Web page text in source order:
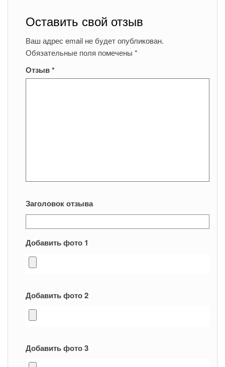
Оставить свой отзыв
Ваш адрес email не будет опубликован.
Обязательные поля помечены *
Отзыв*
Заголовок отзыва
Добавить фото 1
Добавить фото 2
Добавить фото 3